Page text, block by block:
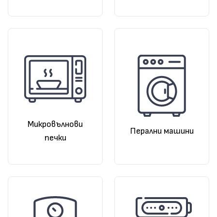
Микровълнови
печки
Перални машини